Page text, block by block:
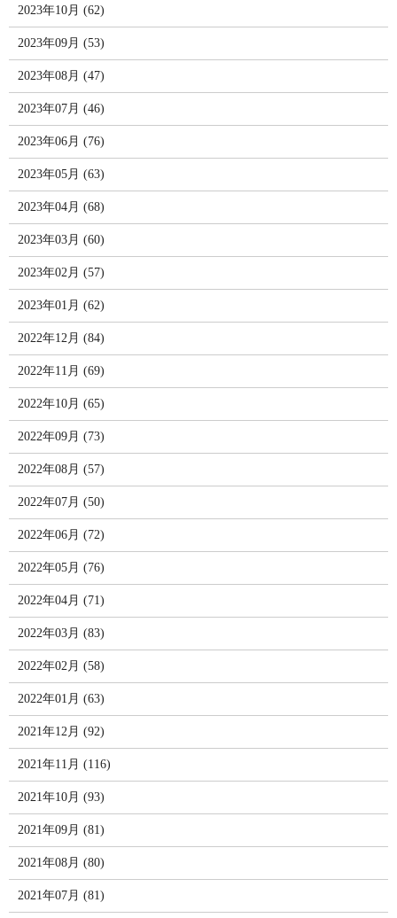
2023年10月 (62)
2023年09月 (53)
2023年08月 (47)
2023年07月 (46)
2023年06月 (76)
2023年05月 (63)
2023年04月 (68)
2023年03月 (60)
2023年02月 (57)
2023年01月 (62)
2022年12月 (84)
2022年11月 (69)
2022年10月 (65)
2022年09月 (73)
2022年08月 (57)
2022年07月 (50)
2022年06月 (72)
2022年05月 (76)
2022年04月 (71)
2022年03月 (83)
2022年02月 (58)
2022年01月 (63)
2021年12月 (92)
2021年11月 (116)
2021年10月 (93)
2021年09月 (81)
2021年08月 (80)
2021年07月 (81)